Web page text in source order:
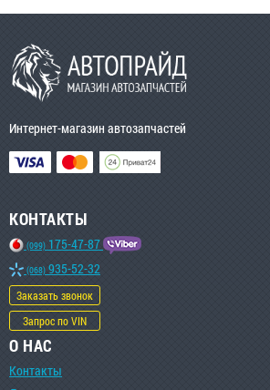
Интернет-магазин автозапчастей
КОНТАКТЫ
(099) 175-47-87
(068) 935-52-32
Заказать звонок
Запрос по VIN
О НАС
Контакты